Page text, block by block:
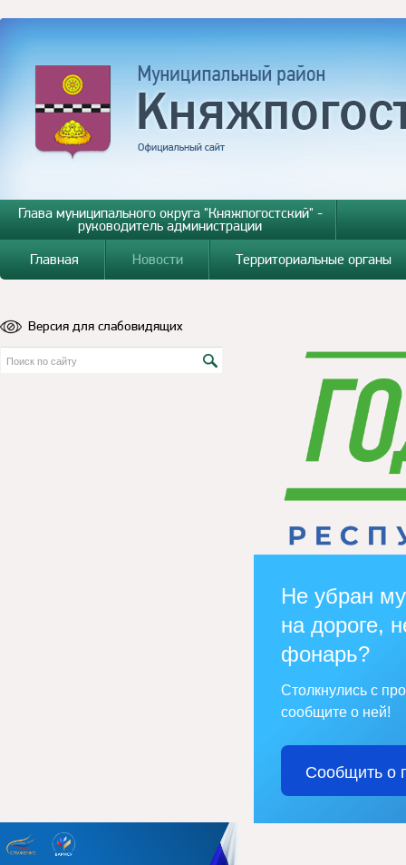
Глава муниципального округа "Княжпогостский" -
руководитель администрации
Главная
Новости Территориальные органы
Версия для слабовидящих
Не убран
на дороге,
фонарь?
Столкнулись с
сообщите о ней!
Сообщить о